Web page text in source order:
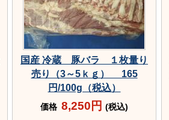
国産 冷蔵 豚バラ １枚量り
売り（3～5ｋｇ） 165
円/100g（税込）
価格 8,250円 (税込)